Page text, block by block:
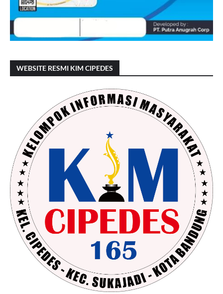
WEBSITE RESMI KIM CIPEDES